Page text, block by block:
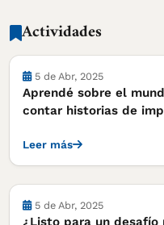
Actividades
Actividades
5 de Abr, 2025
Aprendé sobre el
contar historias de
Leer más
Actividades
5 de Abr, 2025
¿Listo para un desafío